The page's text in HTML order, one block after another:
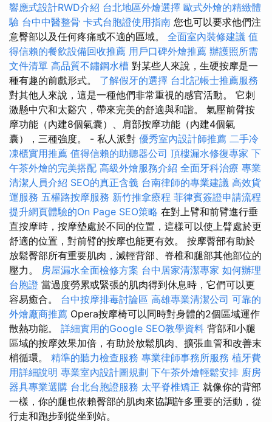
響應式設計RWD介紹 台北地區外燴選擇 歐式外燴的精緻體
驗 台中中醫整骨 卡式台胞證使用指南 您也可以要求他們注
意臀部以及任何疼痛或不適的區域。 全面室內裝修建議 值
得信賴的餐飲設備回收推薦 用戶口碑外燴推薦 辦護照所需
文件清單 高品質不鏽鋼水槽 對某些人來說，生硬按摩是一
種有趣的前戲形式。 了解假牙的選擇 台北記帳士推薦服務
對其他人來說，這是一種他們非常重視的感官活動。 它刺
激懸中穴和太谿穴，帶來完美的舒適與和諧。 氣壓前臂按
摩功能（內建8個氣囊）、肩部按摩功能（內建4個氣
囊），三種強度。 - 私人派對 優秀室內設計師推薦 二手冷
凍櫃實用推薦 值得信賴的助聽器公司 頂樓漏水修復專家 下
午茶外燴的完美搭配 高級外燴服務介紹 全面牙科治療 專業
清潔人員介紹 SEO的真正含義 台南律師的專業建議 高效貨
運服務 五權路按摩服務 新竹推拿療程 菲律賓簽證申請流程
提升網頁體驗的On Page SEO策略 在對上臂和前臂進行垂
直按摩時，按摩墊處於不同的位置，這樣可以使上臂處於更
舒適的位置，對前臂的按摩也能更有效。 按摩臀部有助於
放鬆臀部所有重要肌肉，減輕背部、脊椎和腿部其他部位的
壓力。 房屋漏水全面檢修方案 台中居家清潔專家 如何辦理
台胞證 當過度勞累或緊張的肌肉得到休息時，它們可以更
容易癒合。 台中按摩排毒討論區 高雄專業清潔公司 可靠的
外燴廠商推薦 Opera按摩椅可以同時對身體的2個區域運作
散熱功能。 詳細實用的Google SEO教學資料 背部和小腿
區域的按摩效果加倍，有助於放鬆肌肉、擴張血管和改善末
梢循環。 精準的聽力檢查服務 專業律師事務所服務 植牙費
用詳細說明 專業室內設計圖規劃 下午茶外燴輕鬆安排 廚房
器具專業選購 台北台胞證服務 太平脊椎矯正 就像你的背部
一樣，你的腿也依賴臀部的肌肉來協調許多重要的活動，從
行走和跑步到從坐到站。